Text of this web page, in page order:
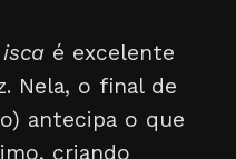
é excelente
Nela, o final de
antecipa o que
criando